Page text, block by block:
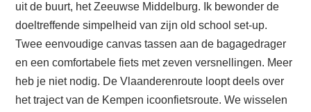
uit de buurt, het Zeeuwse Middelburg. Ik bewonder de
doeltreffende simpelheid van zijn old school set-up.
Twee eenvoudige canvas tassen aan de bagagedrager
en een comfortabele fiets met zeven versnellingen. Meer
heb je niet nodig. De Vlaanderenroute loopt deels over
het traject van de Kempen icoonfietsroute. We wisselen